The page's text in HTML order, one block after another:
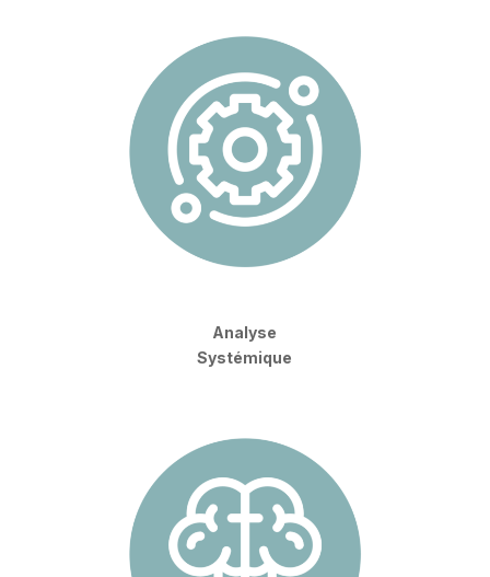
Analyse
Systémique